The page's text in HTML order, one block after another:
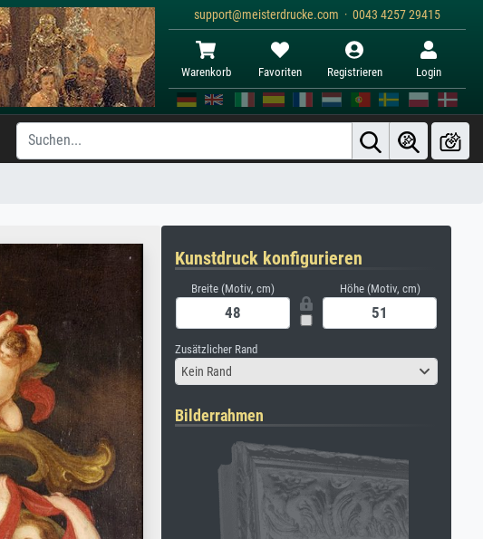
support@meisterdrucke.com · 0043 4257 29415
Warenkorb Favoriten Registrieren Login
Kunstdruck konfigurieren
Breite (Motiv, cm) Höhe (Motiv, cm)
Zusätzlicher Rand
Kein Rand
Bilderrahmen